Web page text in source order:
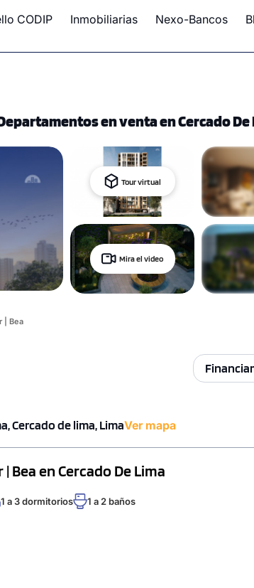
CODIP Inmobiliarias Nexo-Bancos
en venta en Cercado De
Tour virtual
Mira el video
| Bea
Cercado de lima, LimaVer mapa
Bea en Cercado De Lima
1 a 3 dormitorios 1 a 2 baños